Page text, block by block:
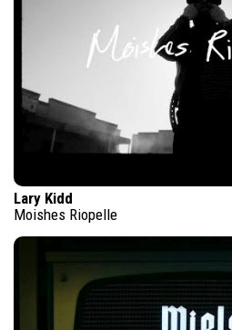
Lary Kidd
Moishes Riopelle